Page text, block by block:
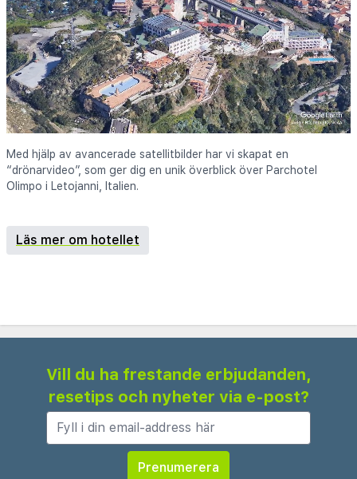
Med hjälp av avancerade satellitbilder har vi skapat en
“drönarvideo”, som ger dig en unik överblick över Parchotel
Olimpo i Letojanni, Italien.
Läs mer om hotellet
Vill du ha frestande erbjudanden,
resetips och nyheter via e-post?